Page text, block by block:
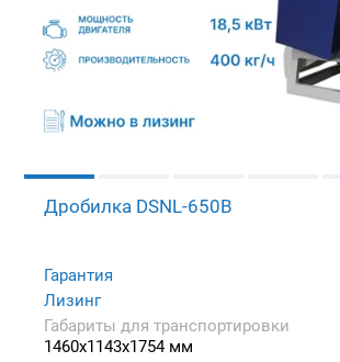
Дробилка DSNL-650B
Гарантия
Лизинг
Габариты для транспортировки
1460x1143x1754 мм